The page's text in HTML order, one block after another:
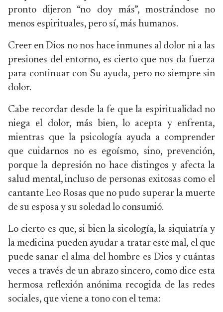
pronto dijeron “no doy más”, mostrándose no
menos espirituales, pero sí, más humanos.
Creer en Dios no nos hace inmunes al dolor ni a las
presiones del entorno, es cierto que nos da fuerza
para continuar con Su ayuda, pero no siempre sin
dolor.
Cabe recordar desde la fe que la espiritualidad no
niega el dolor, más bien, lo acepta y enfrenta,
mientras que la psicología ayuda a comprender
que cuidarnos no es egoísmo, sino, prevención,
porque la depresión no hace distingos y afecta la
salud mental, incluso de personas exitosas como el
cantante Leo Rosas que no pudo superar la muerte
de su esposa y su soledad lo consumió.
Lo cierto es que, si bien la sicología, la siquiatría y
la medicina pueden ayudar a tratar este mal, el que
puede sanar el alma del hombre es Dios y cuántas
veces a través de un abrazo sincero, como dice esta
hermosa reflexión anónima recogida de las redes
sociales, que viene a tono con el tema: